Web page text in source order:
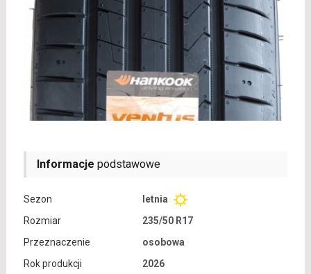
Informacje podstawowe
Sezon
letnia
Rozmiar
235/50 R17
Przeznaczenie
osobowa
Rok produkcji
2026